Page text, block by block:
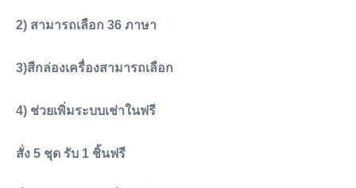
2) สามารถเลือก 36 ภาษา
3)สีกล่องเครื่องสามารถเลือก
4) ช่วยเพิ่มระบบเช่าในฟรี
สั่ง 5 ชุด รับ 1 ชิ้นฟรี